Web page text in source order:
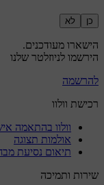
כן לא